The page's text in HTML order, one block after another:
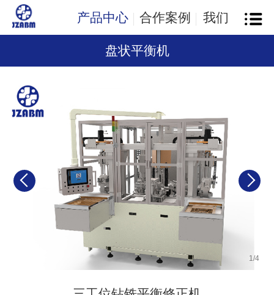
产品中心 合作案例 我们
盘状平衡机
1 /4